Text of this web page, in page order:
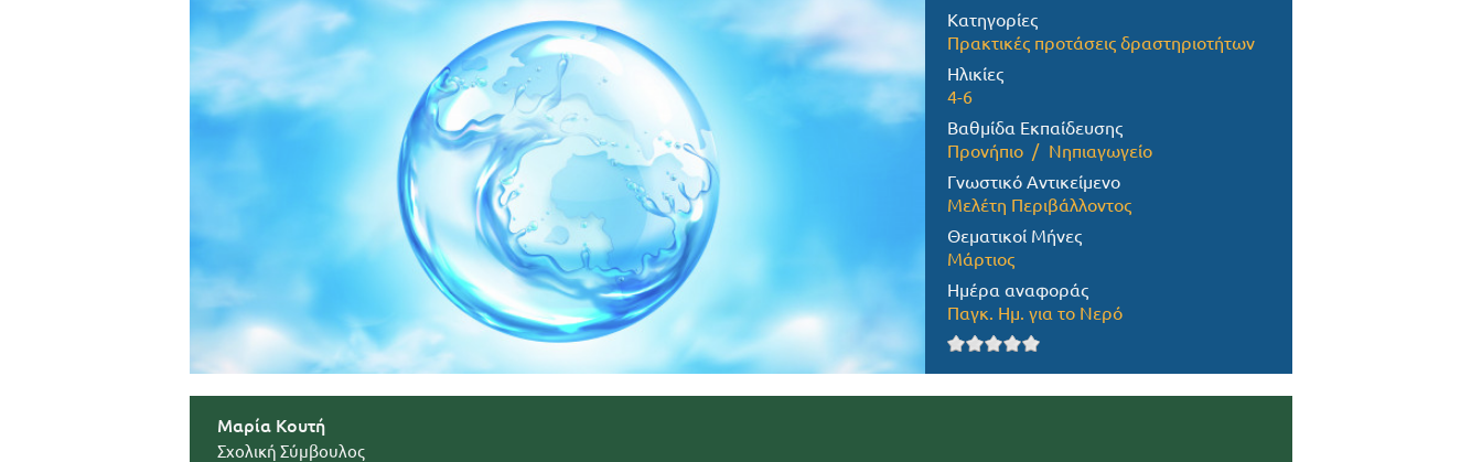
Κατηγορίες
Πρακτικές προτάσεις δραστηριοτήτων
Ηλικίες
4-6
Βαθμίδα Εκπαίδευσης
Προνήπιο
Νηπιαγωγείο
Γνωστικό Αντικείμενο
Μελέτη Περιβάλλοντος
Θεματικοί Μήνες
Μάρτιος
Ημέρα αναφοράς
Παγκ. Ημ. για το Νερό
Μαρία Κουτή
Σχολική Σύμβουλος